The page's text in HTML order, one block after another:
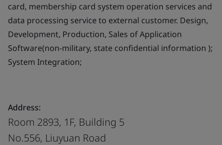
card, membership card system operation services and
data processing service to external customer. Design,
Development, Production, Sales of Application
Software(non-military, state confidential information );
System Integration;
Address:
Room 2893, 1F, Building 5
No.556, Liuyuan Road